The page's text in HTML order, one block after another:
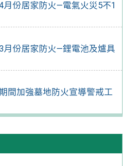
份居家防火—電氣火災5不1
月份居家防火—鋰電池及爐具
間加強墓地防火宣導警戒工